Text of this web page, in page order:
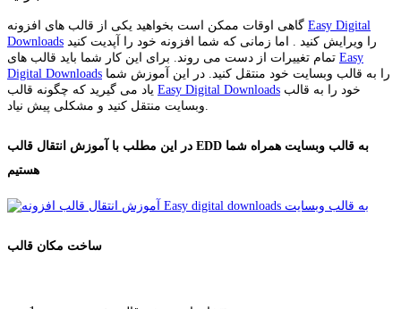
Easy Digital
Downloads
Easy
Digital Downloads
Easy Digital Downloads
وبسایت منتقل کنید و مشکلی پیش نیاد.
در این مطلب با آموزش انتقال قالب EDD به قالب وبسایت همراه شما
هستیم
ساخت مکان قالب